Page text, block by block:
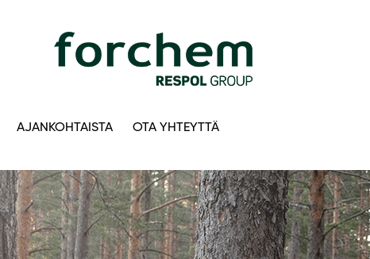
AJANKOHTAISTA OTA YHTEYTTÄ